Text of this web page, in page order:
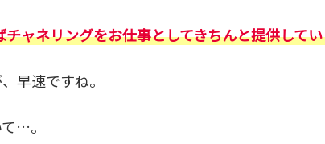
ャネリングをお仕事としてきちんと提供して
早速ですね。
…。